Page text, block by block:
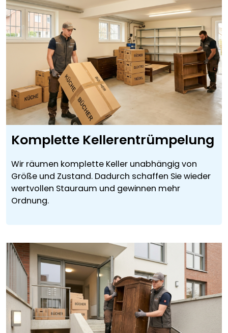
Komplette Kellerentrümpelung
Wir räumen komplette Keller unabhängig von
Größe und Zustand. Dadurch schaffen Sie wieder
wertvollen Stauraum und gewinnen mehr
Ordnung.